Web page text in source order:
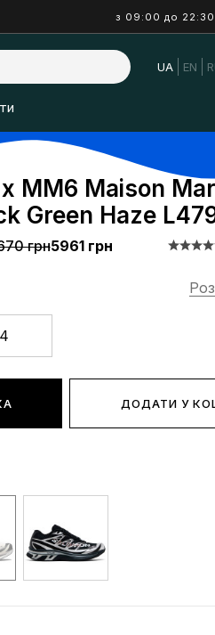
з 09:00 до 22:30
UA EN
MM6 Maison
Green Haze
грн5961 грн
ДОДАТИ У